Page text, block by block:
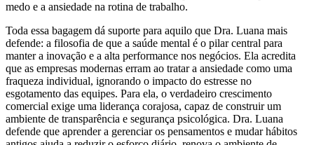
medo e a ansiedade na rotina de trabalho.
Toda essa bagagem dá suporte para aquilo que Dra. Luana mais
defende: a filosofia de que a saúde mental é o pilar central para
manter a inovação e a alta performance nos negócios. Ela acredita
que as empresas modernas erram ao tratar a ansiedade como uma
fraqueza individual, ignorando o impacto do estresse no
esgotamento das equipes. Para ela, o verdadeiro crescimento
comercial exige uma liderança corajosa, capaz de construir um
ambiente de transparência e segurança psicológica. Dra. Luana
defende que aprender a gerenciar os pensamentos e mudar hábitos